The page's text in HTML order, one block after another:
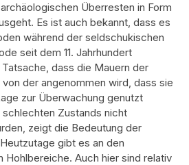
Überresten in Form
Es ist auch bekannt, dass es
während der seldschukischen
seit dem 11. Jahrhundert
dass die Mauern der
der angenommen wird, dass sie
zur Überwachung genutzt
Zustands nicht
zeigt die Bedeutung der
gibt es an den
Hohlbereiche. Auch hier sind relativ